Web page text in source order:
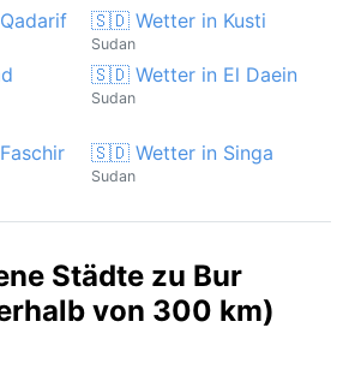
🇸🇩 Wetter in Kusti
Sudan
🇸🇩 Wetter in El Daein
Sudan
🇸🇩 Wetter in Singa
Sudan
Städte zu Bur
von 300 km)